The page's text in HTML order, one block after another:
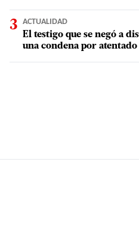
ACTUALIDAD
El testigo que se negó a
una condena por